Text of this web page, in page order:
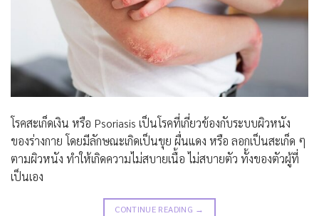
โรคสะเก็ดเงิน หรือ Psoriasis เป็นโรคที่เกี่ยวข้องกับระบบผิวหนัง
ของร่างกาย โดยมีลักษณะเกิดเป็นขุย ผื่นแดง หรือ ลอกเป็นสะเก็ด ๆ
ตามผิวหนัง ทำให้เกิดความไม่สบายเนื้อ ไม่สบายตัว ทั้งของตัวผู้ที่
เป็นเอง
CONTINUE READING →